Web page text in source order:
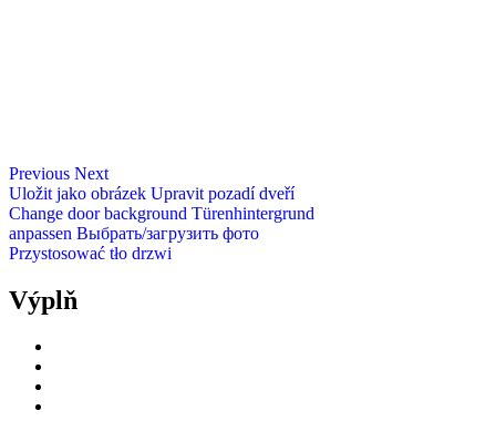
Previous Next
Uložit jako obrázek Upravit pozadí dveří
Change door background Türenhintergrund
anpassen Выбрать/загрузить фото
Przystosować tło drzwi
Výplň